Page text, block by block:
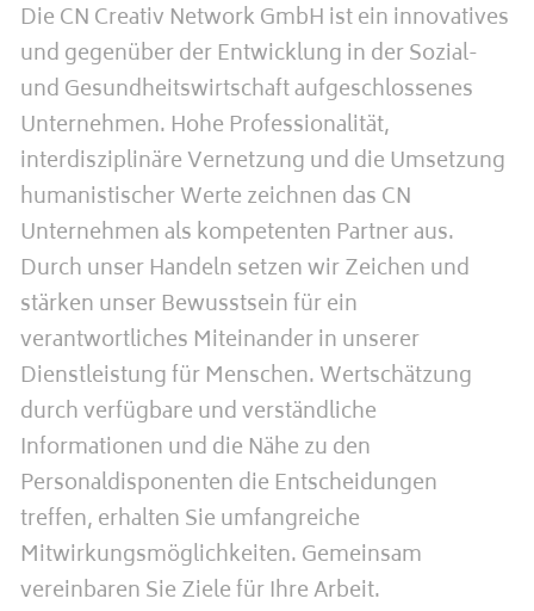
Die CN Creativ Network GmbH ist ein innovatives
und gegenüber der Entwicklung in der Sozial-
und Gesundheitswirtschaft aufgeschlossenes
Unternehmen. Hohe Professionalität,
interdisziplinäre Vernetzung und die Umsetzung
humanistischer Werte zeichnen das CN
Unternehmen als kompetenten Partner aus.
Durch unser Handeln setzen wir Zeichen und
stärken unser Bewusstsein für ein
verantwortliches Miteinander in unserer
Dienstleistung für Menschen. Wertschätzung
durch verfügbare und verständliche
Informationen und die Nähe zu den
Personaldisponenten die Entscheidungen
treffen, erhalten Sie umfangreiche
Mitwirkungsmöglichkeiten. Gemeinsam
vereinbaren Sie Ziele für Ihre Arbeit.